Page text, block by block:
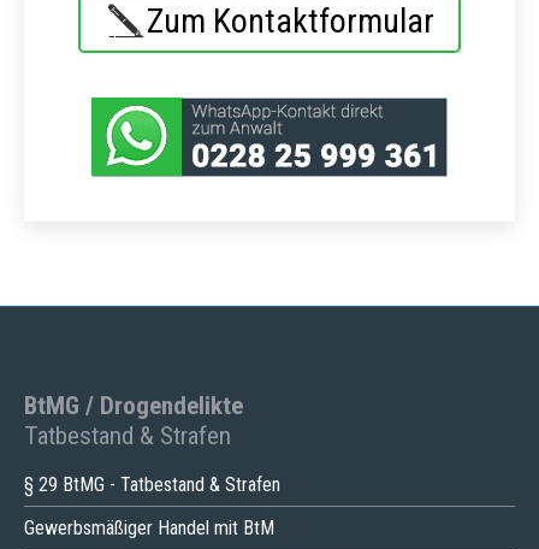
Zum Kontaktformular
BtMG / Drogendelikte
Tatbestand & Strafen
§ 29 BtMG - Tatbestand & Strafen
Gewerbsmäßiger Handel mit BtM